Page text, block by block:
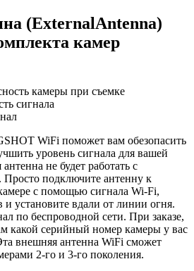
(ExternalAntenna)
камер
камеры при съемке
сигнала
WiFi поможет вам обезопасить
уровень сигнала для вашей
не будет работать с
Просто подключите антенну к
с помощью сигнала Wi-Fi,
и установите вдали от линии огня.
по беспроводной сети. При заказе,
какой серийный номер камеры у вас
внешняя антенна WiFi сможет
2-го и 3-го поколения.